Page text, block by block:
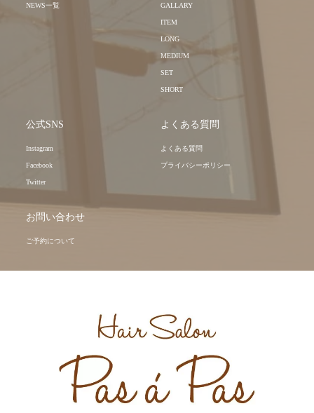
NEWS一覧 GALLARY
ITEM
LONG
MEDIUM
SET
SHORT
公式SNS
Instagram
Facebook
Twitter
よくある質問
よくある質問
プライバシーポリシー
お問い合わせ
ご予約について